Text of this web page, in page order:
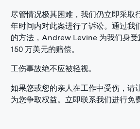
尽管情况极其困难，我们仍立即采取
年时间内对此案进行了诉讼。通过我
的方法，Andrew Levine 为我们身受
150 万美元的赔偿。
工伤事故绝不应被轻视。
如果您或您的亲人在工作中受伤，请
为您争取权益。立即联系我们进行免